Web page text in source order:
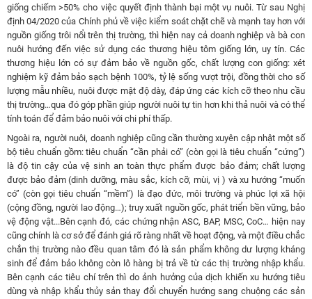
giống chiếm >50% cho việc quyết định thành bại một vụ nuôi. Từ sau Nghị
định 04/2020 của Chính phủ về việc kiểm soát chặt chẽ và mạnh tay hơn với
nguồn giống trôi nổi trên thị trường, thì hiện nay cả doanh nghiệp và bà con
nuôi hướng đến việc sử dụng các thương hiệu tôm giống lớn, uy tín. Các
thương hiệu lớn có sự đảm bảo về nguồn gốc, chất lượng con giống: xét
nghiệm kỹ đảm bảo sạch bệnh 100%, tỷ lệ sống vượt trội, đồng thời cho số
lượng mẫu nhiều, nuôi được mật độ dày, đáp ứng các kích cỡ theo nhu cầu
thị trường…qua đó góp phần giúp người nuôi tự tin hơn khi thả nuôi và có thể
tính toán để đảm bảo nuôi với chi phí thấp.
Ngoài ra, người nuôi, doanh nghiệp cũng cần thường xuyên cập nhật một số
bộ tiêu chuẩn gồm: tiêu chuẩn “cần phải có” (còn gọi là tiêu chuẩn “cứng”)
là độ tin cậy của vệ sinh an toàn thực phẩm được bảo đảm; chất lượng
được bảo đảm (dinh dưỡng, màu sắc, kích cỡ, mùi, vị ) và xu hướng “muốn
có” (còn gọi tiêu chuẩn “mềm”) là đạo đức, môi trường và phúc lợi xã hội
(cộng đồng, người lao động…); truy xuất nguồn gốc, phát triển bền vững, bảo
vệ động vật...Bên cạnh đó, các chứng nhận ASC, BAP, MSC, CoC… hiện nay
cũng chính là cơ sở để đánh giá rõ ràng nhất về hoạt động, và một điều chắc
chắn thị trường nào đều quan tâm đó là sản phẩm không dư lượng kháng
sinh để đảm bảo không còn lô hàng bị trả về từ các thị trường nhập khẩu.
Bên cạnh các tiêu chí trên thì do ảnh hưởng của dịch khiến xu hướng tiêu
dùng và nhập khẩu thủy sản thay đổi chuyển hướng sang chuộng các sản